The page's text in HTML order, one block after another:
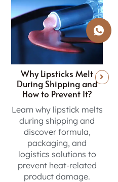
Inside the Lip Gloss
Sampling Journey from
Concept to Production
Learn the lip gloss
sampling process, from
formula testing and
sample reviews to final
approval before
production.